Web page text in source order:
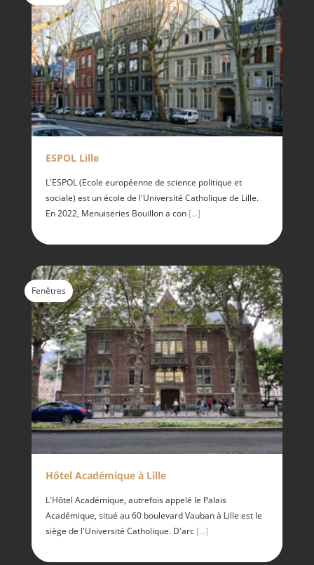
ESPOL Lille
L'ESPOL (Ecole européenne de science politique et
sociale) est un école de l'Université Catholique de Lille.
En 2022, Menuiseries Bouillon a con [...]
Fenêtres
Hôtel Académique à Lille
L'Hôtel Académique, autrefois appelé le Palais
Académique, situé au 60 boulevard Vauban à Lille est le
siège de l'Université Catholique. D'arc [...]